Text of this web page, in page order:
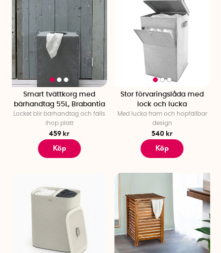
Smart tvättkorg med
bärhandtag 55L, Brabantia
Locket blir bärhandtag och fälls
ihop platt
459 kr
Köp
Stor förvaringslåda med
lock och lucka
Med lucka fram och hopfällbar
design
540 kr
Köp